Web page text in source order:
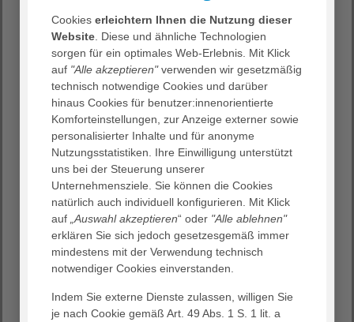
Unser Ziel ist es, Ihnen fachärztlich geleitete
ambulante Rehabilitation, Physiotherapie und
Fitness zu bieten - ausgerichtet auf Ihre
individuellen Bedürfnissen und Wünsche.
Dafür stehen Ihnen unsere Ärzte, Physiotherapeuten,
Sportlehrer und Fachleute aus den Bereichen
Krankengymnastik, medizinische Trainingstherapie
und Pilates gerne zur Seite. Sie können sowohl als
kassenärztlich versicherter Patient zu uns kommen
wie auch als Privatversicherter oder
Selbstzahler. Wir arbeiten eng mit Krankenkassen,
niedergelassenen Ärzten sowie Medizinern und
Therapeuten des AGAPLESION DIAKONIEKLINIKUM
ROTENBURGzusammen.
So können wir im Sinne eines ganzheitlichen
Gesundheitsverständnisses für Sie da sein!
Cookieserleichtern Ihnen die Nutzung dieser
Website . Diese und ähnliche Technologien
sorgen für ein optimales Web-Erlebnis. Mit Klick
auf "Alle akzeptieren"verwenden wir gesetzmäßig
technisch notwendige Cookies und darüber
hinaus Cookies für benutzer:innenorientierte
Komforteinstellungen, zur Anzeige externer sowie
personalisierter Inhalte und für anonyme
Nutzungsstatistiken. Ihre Einwilligung unterstützt
uns bei der Steuerung unserer
Unternehmensziele. Sie können die Cookies
natürlich auch individuell konfigurieren. Mit Klick
auf „Auswahl akzeptieren“ oder "Alle ablehnen"
erklären Sie sich jedoch gesetzesgemäß immer
mindestens mit der Verwendung technisch
notwendiger Cookies einverstanden.
Indem Sie externe Dienste zulassen, willigen Sie
je nach Cookie gemäß Art. 49 Abs. 1 S. 1 lit. a